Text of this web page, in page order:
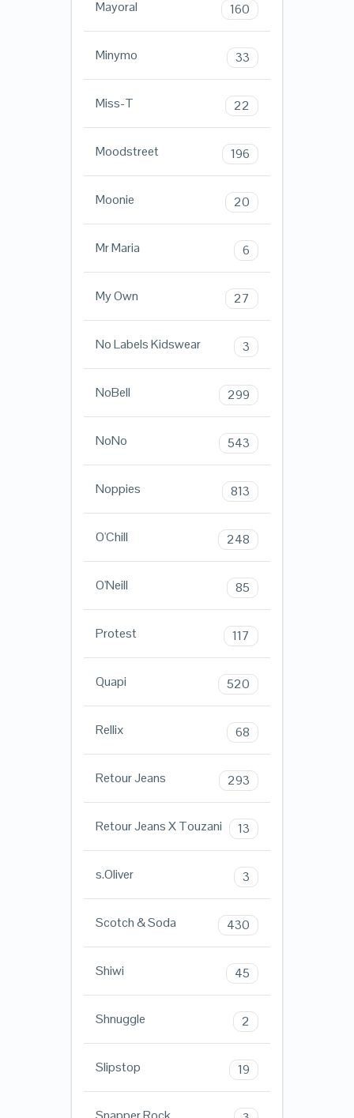
Mayoral 160
Minymo 33
Miss-T 22
Moodstreet 196
Moonie 20
Mr Maria 6
My Own 27
No Labels Kidswear 3
NoBell 299
NoNo 543
Noppies 813
O'Chill 248
O'Neill 85
Protest 117
Quapi 520
Rellix 68
Retour Jeans 293
Retour Jeans X Touzani 13
s.Oliver 3
Scotch & Soda 430
Shiwi 45
Shnuggle 2
Slipstop 19